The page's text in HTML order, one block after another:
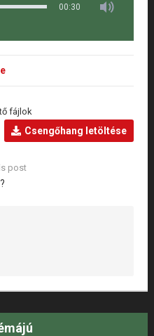
00:30
fájlok
Csengőhang letöltése
post